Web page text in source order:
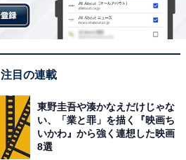
注目の連載
東野圭吾や湊かなえだけじゃな
い、「業と罪」を描く『映画ち
いかわ』から強く連想した映画
8選